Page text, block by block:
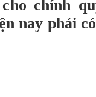
chính
nay phải